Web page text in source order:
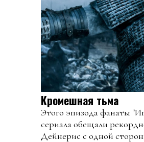
Кромешная тьма
Этого эпизода фанаты
сериала обещали
Дейнерис с одной